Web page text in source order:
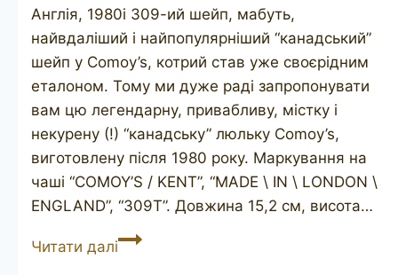
Англія, 1980і 309-ий шейп, мабуть,
найвдаліший і найпопулярніший “канадський”
шейп у Comoy’s, котрий став уже своєрідним
еталоном. Тому ми дуже раді запропонувати
вам цю легендарну, привабливу, містку і
некурену (!) “канадську” люльку Comoy’s,
виготовлену після 1980 року. Маркування на
чаші “COMOY’S / KENT”, “MADE \ IN \ LONDON \
ENGLAND”, “309T”. Довжина 15,2 см, висота…
Читати даліCOMOY’S